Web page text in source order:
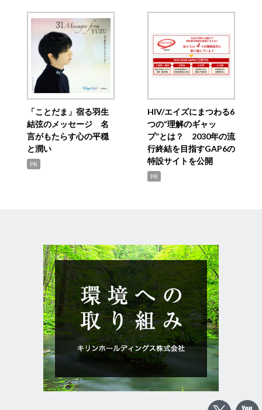
「ことだま」宿る羽生
結弦のメッセージ 名
言がもたらす心の平穏
と潤い
PR
HIV/エイズにまつわる6
つの“理解のギャッ
プ”とは？ 2030年の流
行終結を目指すGAP6の
特設サイトを公開
PR